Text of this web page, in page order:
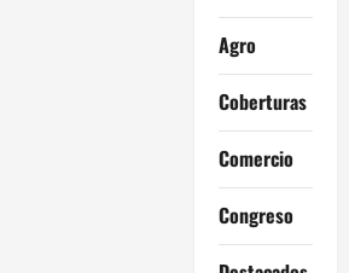
Agro
Coberturas
Comercio
Congreso